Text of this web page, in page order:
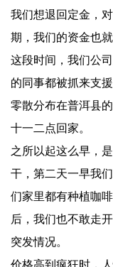
我们想退回定金，
期，我们的资金也
这段时间，我们公
的同事都被抓来支
零散分布在普洱县
十一二点回家。
之所以起这么早，
干，第二天一早我
们家里都有种植咖
后，我们也不敢走
突发情况。
价格高到疯狂时，